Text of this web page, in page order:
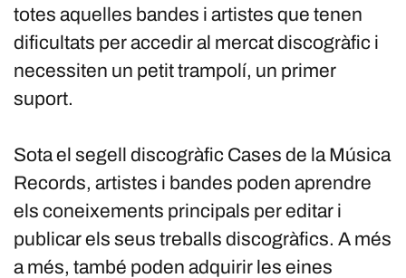
totes aquelles bandes i artistes que tenen
dificultats per accedir al mercat discogràfic i
necessiten un petit trampolí, un primer
suport.
Sota el segell discogràfic Cases de la Música
Records, artistes i bandes poden aprendre
els coneixements principals per editar i
publicar els seus treballs discogràfics. A més
a més, també poden adquirir les eines